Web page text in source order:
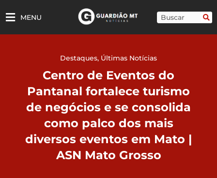
para
MENU Pesquisar
Destaques, Últimas Notícias
Centro de Eventos do
Pantanal fortalece turismo
de negócios e se consolida
como palco dos mais
diversos eventos em Mato |
ASN Mato Grosso